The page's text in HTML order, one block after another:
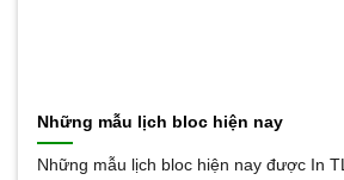
Những mẫu lịch bloc hiện nay
Những mẫu lịch bloc hiện nay được In